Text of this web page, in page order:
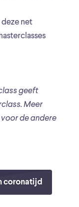
net
geeft
Meer
de andere
coronatijd